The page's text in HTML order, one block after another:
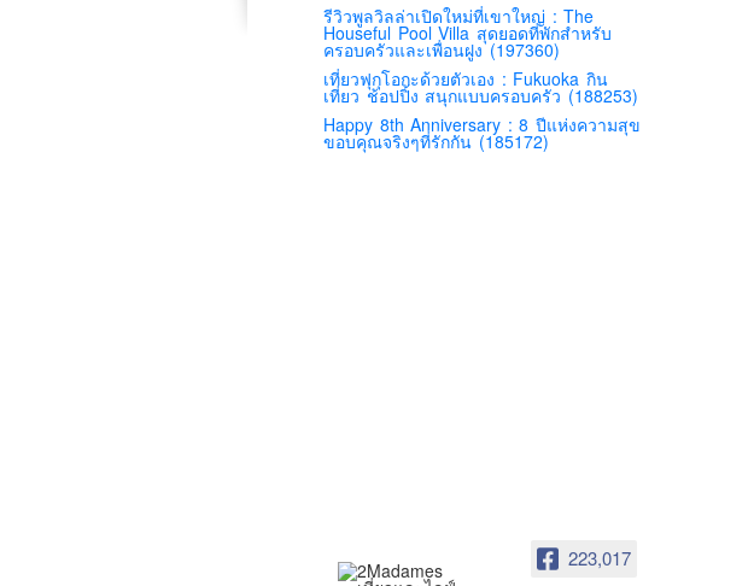
รีวิวพูลวิลล่าเปิดใหม่ที่เขาใหญ่ : The
Houseful Pool Villa สุดยอดที่พักสำหรับ
ครอบครัวและเพื่อนฝูง (197360)
เที่ยวฟุกุโอกะด้วยตัวเอง : Fukuoka กิน
เที่ยว ช้อปปิ้ง สนุกแบบครอบครัว (188253)
Happy 8th Anniversary : 8 ปีแห่งความสุข
ขอบคุณจริงๆที่รักกัน (185172)
223,017